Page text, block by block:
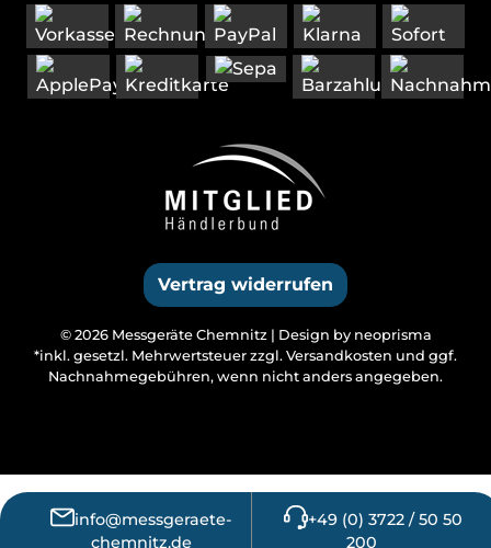
Vertrag widerrufen
© 2026 Messgeräte Chemnitz | Design by neoprisma
*inkl. gesetzl. Mehrwertsteuer zzgl. Versandkosten und ggf.
Nachnahmegebühren, wenn nicht anders angegeben.
info@messgeraete-
chemnitz.de
+49 (0) 3722 / 50 50
200